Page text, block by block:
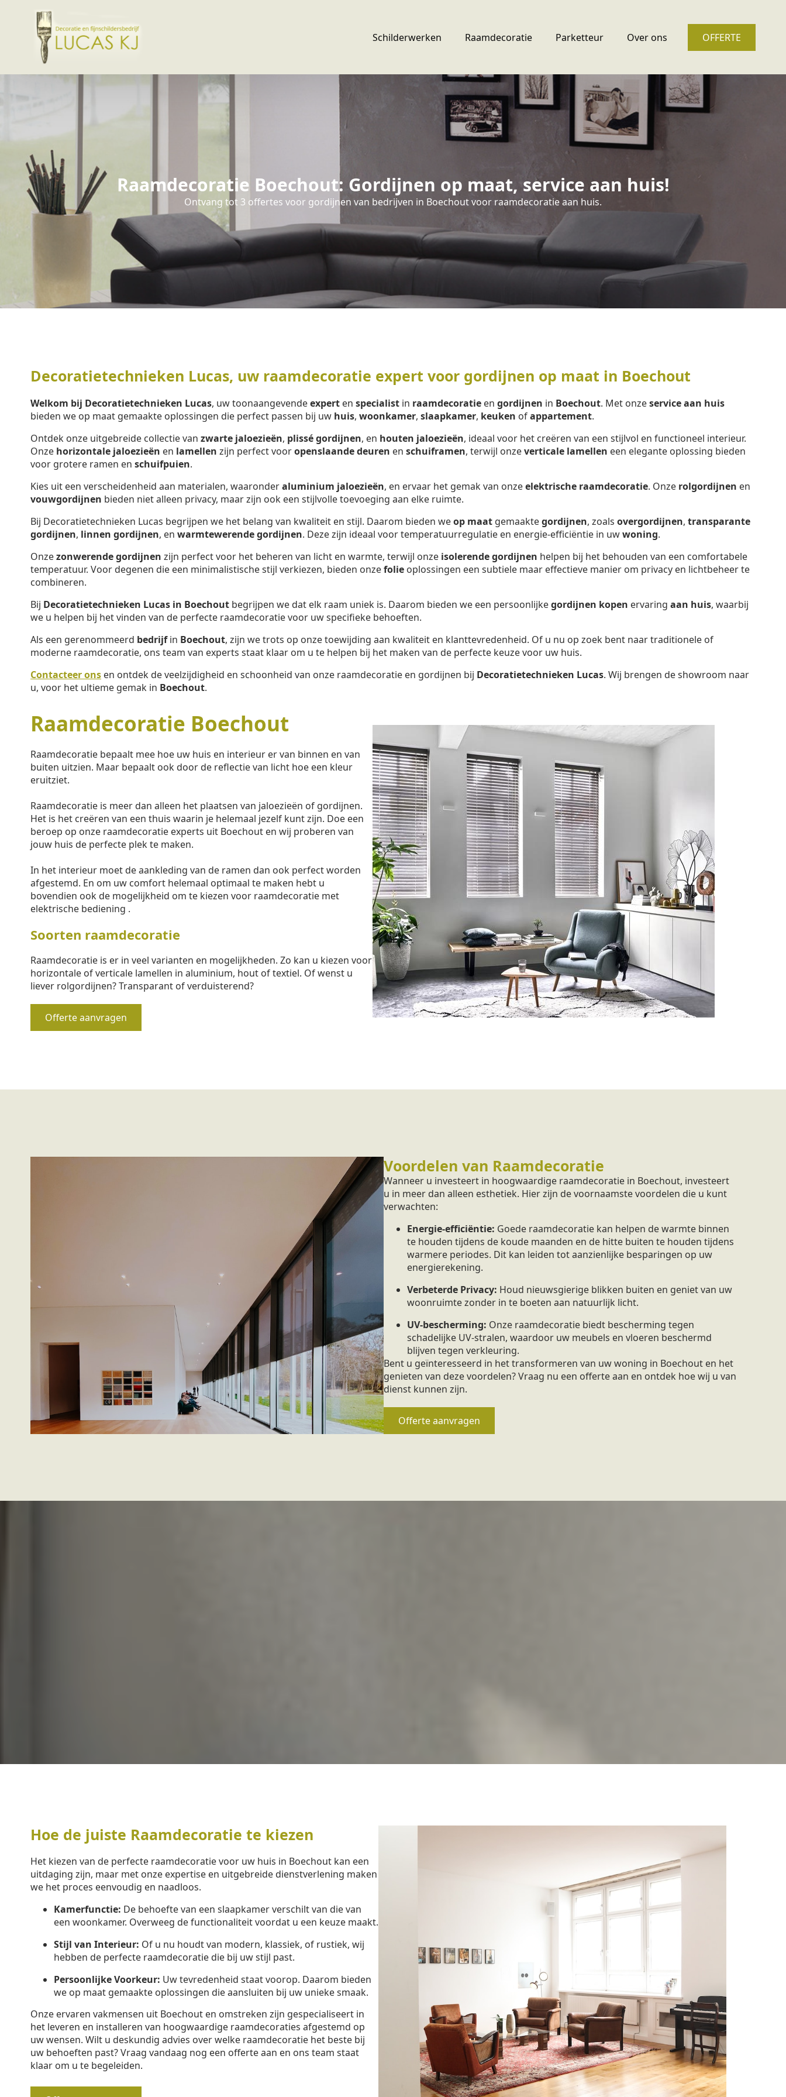
Schilderwerken Raamdecoratie Parketteur Over ons OFFERTE
Raamdecoratie Boechout: Gordijnen op maat, service aan huis!
Ontvang tot 3 offertes voor gordijnen van bedrijven in Boechout voor raamdecoratie aan huis.
Decoratietechnieken Lucas, uw raamdecoratie expert voor gordijnen op maat in Boechout
Welkom bij Decoratietechnieken Lucas, uw toonaangevendeexpert en specialist in raamdecoratie en gordijnen in Boechout. Met onzeservice aan huis
bieden we op maat gemaakte oplossingen die perfect passen bij uw huis, woonkamer, slaapkamer, keuken ofappartement.
Ontdek onze uitgebreide collectie van zwarte jaloezieën, plissé gordijnen, en houten jaloezieën, ideaal voor het creëren van een stijlvol en functioneel interieur.
Onze horizontale jaloezieën en lamellen zijn perfect vooropenslaande deuren en schuiframen, terwijl onzeverticale lamellen een elegante oplossing bieden
voor grotere ramen en schuifpuien.
Kies uit een verscheidenheid aan materialen, waaronderaluminium jaloezieën, en ervaar het gemak van onzeelektrische raamdecoratie. Onze rolgordijnen en
vouwgordijnen bieden niet alleen privacy, maar zijn ook een stijlvolle toevoeging aan elke ruimte.
Bij Decoratietechnieken Lucas begrijpen we het belang van kwaliteit en stijl. Daarom bieden weop maat gemaaktegordijnen, zoals overgordijnen, transparante
gordijnen, linnen gordijnen, en warmtewerende gordijnen. Deze zijn ideaal voor temperatuurregulatie en energie-efficiëntie in uwwoning.
Onzezonwerende gordijnen zijn perfect voor het beheren van licht en warmte, terwijl onze isolerende gordijnen helpen bij het behouden van een comfortabele
temperatuur. Voor degenen die een minimalistische stijl verkiezen, bieden onzefolie oplossingen een subtiele maar effectieve manier om privacy en lichtbeheer te
combineren.
Bij Decoratietechnieken Lucas in Boechout begrijpen we dat elk raam uniek is. Daarom bieden we een persoonlijkegordijnen kopen ervaring aan huis, waarbij
we u helpen bij het vinden van de perfecte raamdecoratie voor uw specifieke behoeften.
Als een gerenommeerd bedrijfin Boechout, zijn we trots op onze toewijding aan kwaliteit en klanttevredenheid. Of u nu op zoek bent naar traditionele of
moderne raamdecoratie, ons team van experts staat klaar om u te helpen bij het maken van de perfecte keuze voor uw huis.
Contacteer ons en ontdek de veelzijdigheid en schoonheid van onze raamdecoratie en gordijnen bij Decoratietechnieken Lucas. Wij brengen de showroom naar
u, voor het ultieme gemak in Boechout.
Raamdecoratie Boechout
Raamdecoratie bepaalt mee hoe uw huis en interieur er van binnen en van
buiten uitzien. Maar bepaalt ook door de reflectie van licht hoe een kleur
eruitziet.
Raamdecoratie is meer dan alleen het plaatsen van jaloezieën of gordijnen.
Het is het creëren van een thuis waarin je helemaal jezelf kunt zijn. Doe een
beroep op onze raamdecoratie experts uit Boechout en wij proberen van
jouw huis de perfecte plek te maken.
In het interieur moet de aankleding van de ramen dan ook perfect worden
afgestemd. En om uw comfort helemaal optimaal te maken hebt u
bovendien ook de mogelijkheid om te kiezen voor raamdecoratie met
elektrische bediening .
Soorten raamdecoratie
Raamdecoratie is er in veel varianten en mogelijkheden. Zo kan u kiezen voor
horizontale of verticale lamellen in aluminium, hout of textiel. Of wenst u
liever rolgordijnen? Transparant of verduisterend?
Offerte aanvragen
Voordelen van Raamdecoratie
Wanneer u investeert in hoogwaardige raamdecoratie in Boechout, investeert
u in meer dan alleen esthetiek. Hier zijn de voornaamste voordelen die u kunt
verwachten:
Energie-efficiëntie: Goede raamdecoratie kan helpen de warmte binnen
te houden tijdens de koude maanden en de hitte buiten te houden tijdens
warmere periodes. Dit kan leiden tot aanzienlijke besparingen op uw
energierekening.
Verbeterde Privacy: Houd nieuwsgierige blikken buiten en geniet van uw
woonruimte zonder in te boeten aan natuurlijk licht.
UV-bescherming: Onze raamdecoratie biedt bescherming tegen
schadelijke UV-stralen, waardoor uw meubels en vloeren beschermd
blijven tegen verkleuring.
Bent u geïnteresseerd in het transformeren van uw woning in Boechout en het
genieten van deze voordelen? Vraag nu een offerte aan en ontdek hoe wij u van
dienst kunnen zijn.
Offerte aanvragen
Hoe de juiste Raamdecoratie te kiezen
Het kiezen van de perfecte raamdecoratie voor uw huis in Boechout kan een
uitdaging zijn, maar met onze expertise en uitgebreide dienstverlening maken
we het proces eenvoudig en naadloos.
Kamerfunctie: De behoefte van een slaapkamer verschilt van die van
een woonkamer. Overweeg de functionaliteit voordat u een keuze maakt.
Stijl van Interieur: Of u nu houdt van modern, klassiek, of rustiek, wij
hebben de perfecte raamdecoratie die bij uw stijl past.
Persoonlijke Voorkeur: Uw tevredenheid staat voorop. Daarom bieden
we op maat gemaakte oplossingen die aansluiten bij uw unieke smaak.
Onze ervaren vakmensen uit Boechout en omstreken zijn gespecialiseert in
het leveren en installeren van hoogwaardige raamdecoraties afgestemd op
uw wensen. Wilt u deskundig advies over welke raamdecoratie het beste bij
uw behoeften past? Vraag vandaag nog een offerte aan en ons team staat
klaar om u te begeleiden.